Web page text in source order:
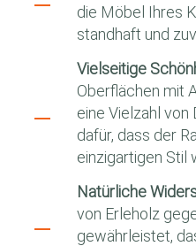
die Möbel Ihres
standhaft und
Vielseitige
Oberflächen mit
eine Vielzahl
dafür, dass der
einzigartigen Stil
Natürliche
von Erleholz
gewährleistet,